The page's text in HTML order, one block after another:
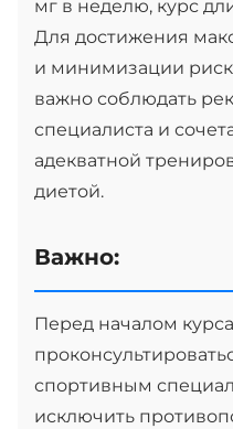
мг в неделю, курс
Для достижения
и минимизации
важно соблюдать
специалиста и
адекватной
диетой.
Важно:
Перед началом
спортивным
исключить